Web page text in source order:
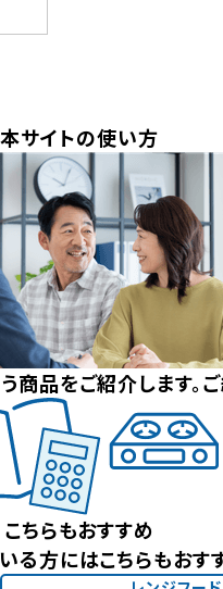
本サイトの使い方
品をご紹介します。
こちらもおすすめ
る方にはこちらもおす